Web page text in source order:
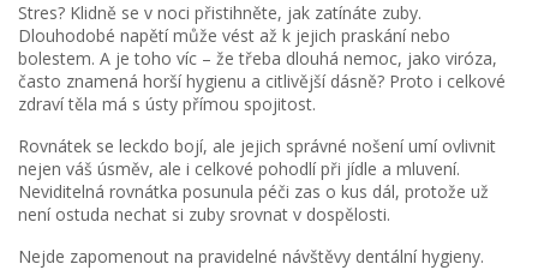
Stres? Klidně se v noci přistihněte, jak zatínáte zuby.
Dlouhodobé napětí může vést až k jejich praskání nebo
bolestem. A je toho víc – že třeba dlouhá nemoc, jako viróza,
často znamená horší hygienu a citlivější dásně? Proto i celkové
zdraví těla má s ústy přímou spojitost.
Rovnátek se leckdo bojí, ale jejich správné nošení umí ovlivnit
nejen váš úsměv, ale i celkové pohodlí při jídle a mluvení.
Neviditelná rovnátka posunula péči zas o kus dál, protože už
není ostuda nechat si zuby srovnat v dospělosti.
Nejde zapomenout na pravidelné návštěvy dentální hygieny.